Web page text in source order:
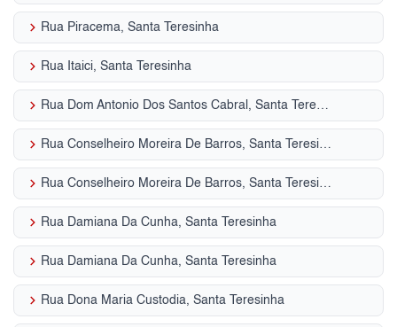
keyboard_arrow_right Rua Piracema, Santa Teresinha
keyboard_arrow_right Rua Itaici, Santa Teresinha
keyboard_arrow_right Rua Dom Antonio Dos Santos Cabral, Santa Teresinha
keyboard_arrow_right Rua Conselheiro Moreira De Barros, Santa Teresinha
keyboard_arrow_right Rua Conselheiro Moreira De Barros, Santa Teresinha
keyboard_arrow_right Rua Damiana Da Cunha, Santa Teresinha
keyboard_arrow_right Rua Damiana Da Cunha, Santa Teresinha
keyboard_arrow_right Rua Dona Maria Custodia, Santa Teresinha